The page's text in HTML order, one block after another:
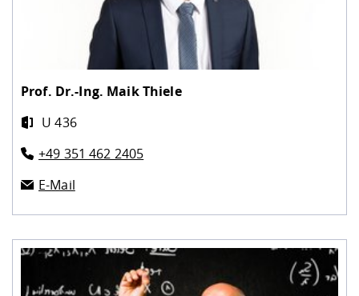
Prof. Dr.-Ing. Maik Thiele
U 436
+49 351 462 2405
E-Mail